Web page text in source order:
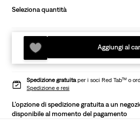
Seleziona quantità
Aggiungi al
Spedizione gratuitaper i soci Red Tab™ o
Spedizione e resi
L'opzione di spedizione gratuita a un
disponibile al momento del pagamento